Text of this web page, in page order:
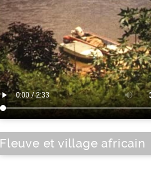
Fleuve et village africain